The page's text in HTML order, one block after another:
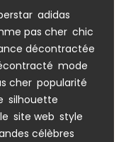
adidas pas cher
adidas
pas cher chic
décontractée
mode
cher popularité
silhouette
site web style
célèbres